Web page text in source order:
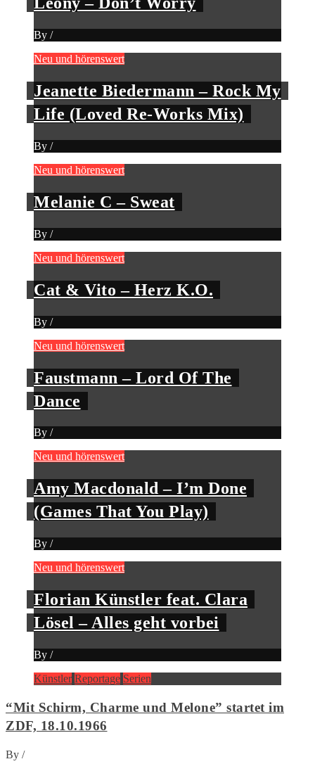
By /
Neu und hörenswert
Jeanette Biedermann – Rock My
Life (Loved Re-Works Mix)
By /
Neu und hörenswert
Melanie C – Sweat
By /
Neu und hörenswert
Cat & Vito – Herz K.O.
By /
Neu und hörenswert
Faustmann – Lord Of The
Dance
By /
Neu und hörenswert
Amy Macdonald – I’m Done
(Games That You Play)
By /
Neu und hörenswert
Florian Künstler feat. Clara
Lösel – Alles geht vorbei
By /
Künstler Reportage Serien
“Mit Schirm, Charme und Melone” startet im
ZDF, 18.10.1966
By /